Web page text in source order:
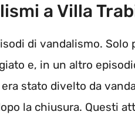
a Villa
di vandalismo.
e, in un altro
stato divelto da
la chiusura. Questi